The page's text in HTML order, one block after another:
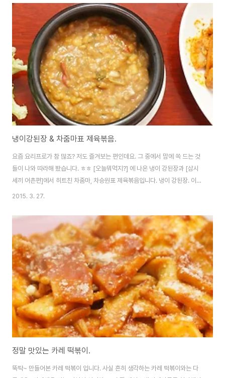
평양면옥의 특징은 바로 저 고추가루. 어릴때는 평양냉면을 좋아하지 않았습니
다. 맹숭맹숭하니 영 심심한 맛이었거든요. 나이가 들다보니 이 맛을 이제야 조
금 알아가는 느낌입니다. 쫀득한 면발에 시원한 국물. 강한 맛은 없지만 깊은 그
국물맛이 정말 좋습니다. 더운 여름날에는 냉면이 딱이죠! 물론 겨울에도 먹는
분들이 ..
냉이강된장 & 차줌마표 제육볶음.
요즘 요리프로가 참 많죠? 저도 즐겨보는 편인데요. 그 중에서 맘에 쏙 드는 것
들이 나와 따라해 봤습니다. ㅎㅎ [오늘뭐먹지?] 에 나온 냉이 강된장과 [삼시
세끼 어촌편]에서 히트친 차줌마, 차승원표 제육볶음입니다. 냉이 강된장. 이건
햄이가 했어요. ㅎㅎ 아주 맛있습니다! __)b 요건 제가 한 차줌마표 제육볶음.
주는게 제 입맛엔 맞더군요. ^^제 취향으로는 고추가루 추가, 매실액 추가하면
아주 맘에 들게 먹을 수 있었습니다. 청량고추도 어울릴 것 같구요. 고추장이 없
기 때문에 제육 자체에 국물이 거의 없고.. 매콤하면서 깔끔한 느낌을 주는 제육
볶음이더군요. 제법 맛있었습니다. 제육을 딱 들어서! 쌈에 딱!!! 넣고! 강된장을
..
2015. 3. 27.
정말 맛있는 카레 떡볶이.
뚝딱~ 만들어본 카레 떡볶이 입니다. 사실 흔히 생각하는 카레 떡볶이와는 다